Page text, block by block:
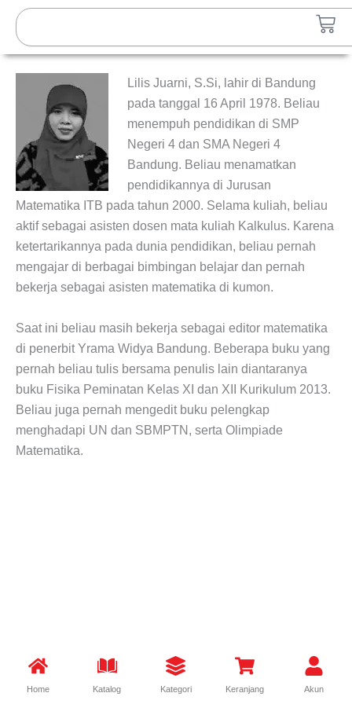
Lewati
konten
Search
Lilis Juarni, S.Si, lahir di Bandung
pada tanggal 16 April 1978. Beliau
menempuh pendidikan di SMP
Negeri 4 dan SMA Negeri 4
Bandung. Beliau menamatkan
pendidikannya di Jurusan
Matematika ITB pada tahun 2000. Selama kuliah, beliau
aktif sebagai asisten dosen mata kuliah Kalkulus. Karena
ketertarikannya pada dunia pendidikan, beliau pernah
mengajar di berbagai bimbingan belajar dan pernah
bekerja sebagai asisten matematika di kumon.
Saat ini beliau masih bekerja sebagai editor matematika
di penerbit Yrama Widya Bandung. Beberapa buku yang
pernah beliau tulis bersama penulis lain diantaranya
buku Fisika Peminatan Kelas XI dan XII Kurikulum 2013.
Beliau juga pernah mengedit buku pelengkap
menghadapi UN dan SBMPTN, serta Olimpiade
Matematika.
Home Katalog Kategori Keranjang Akun